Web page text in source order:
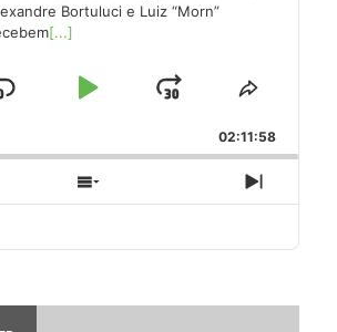
Bortuluci e Luiz “Morn”
[...]
Skip
Play
Jump
Forward
Share
Episode
02:11:58
Show
Episodes
Next
Episode